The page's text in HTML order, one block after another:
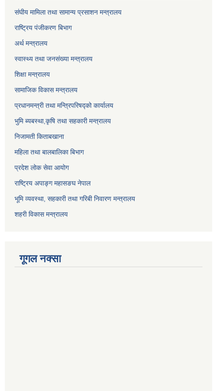
संघीय मामिला तथा सामान्य प्रसाशन मन्त्रालय
राष्ट्रिय पंजीकरण बिभाग
अर्थ मन्त्रालय
स्वास्थ्य तथा जनसंख्या मन्त्रालय
शिक्षा मन्त्रालय
सामाजिक विकास मन्त्रालय
प्रधानमन्त्री तथा मन्त्रिपरिषद्को कार्यालय
भुमि ब्यबस्था,कृषि तथा सहकारी मन्त्रालय
निजामती किताबखाना
महिला तथा बालबालिका बिभाग
प्रदेश लोक सेवा आयोग
राष्ट्रिय अपाङ्ग महासङघ नेपाल
भूमि व्यवस्था, सहकारी तथा गरिबी निवारण मन्त्रालय
शहरी विकास मन्त्रालय
गूगल नक्सा